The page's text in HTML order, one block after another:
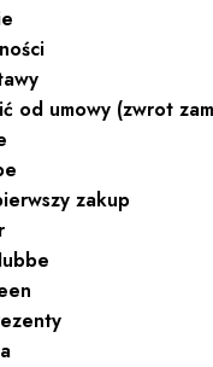
od umowy (zwrot
zakup